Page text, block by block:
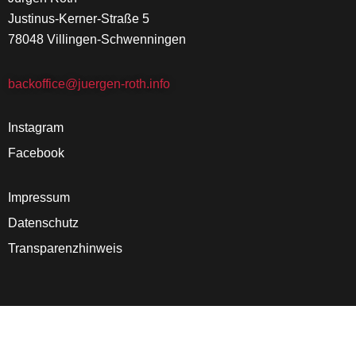
Justinus-Kerner-Straße 5
78048 Villingen-Schwenningen
backoffice@juergen-roth.info
Instagram
Facebook
Impressum
Datenschutz
Transparenzhinweis